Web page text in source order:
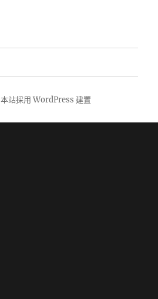
本站採用 WordPress 建置